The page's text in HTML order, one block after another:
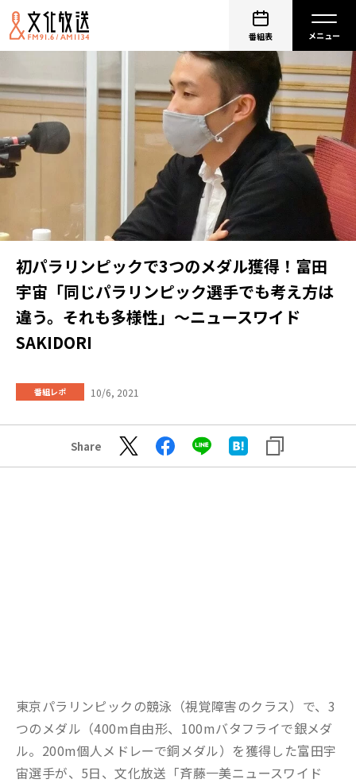
番組表
初パラリンピックで3つのメダル獲得！富田
宇宙「同じパラリンピック選手でも考え方は
違う。それも多様性」～ニュースワイド
SAKIDORI
番組レポ 10/6, 2021
Share
東京パラリンピックの競泳（視覚障害のクラス）で、3
つのメダル（400m自由形、100mバタフライで銀メダ
ル。200m個人メドレーで銅メダル）を獲得した富田宇
宙選手が、5日、文化放送「斉藤一美ニュースワイド